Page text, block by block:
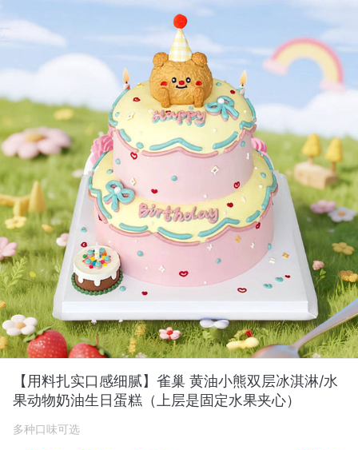
【用料扎实口感细腻】雀巢 黄油小熊双层冰淇淋/水
果动物奶油生日蛋糕（上层是固定水果夹心）
多种口味可选